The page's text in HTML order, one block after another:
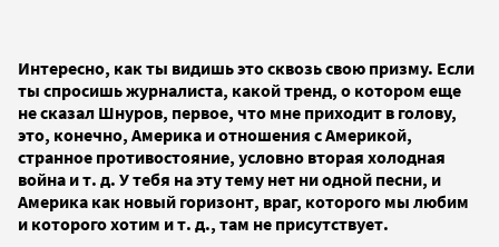
Интересно, как ты видишь это сквозь свою призму. Если
ты спросишь журналиста, какой тренд, о котором еще
не сказал Шнуров, первое, что мне приходит в голову,
это, конечно, Америка и отношения с Америкой,
странное противостояние, условно вторая холодная
война и т. д. У тебя на эту тему нет ни одной песни, и
Америка как новый горизонт, враг, которого мы любим
и которого хотим и т. д., там не присутствует.